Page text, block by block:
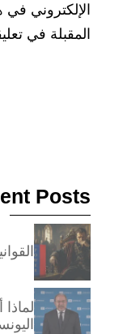
الإلكتروني في
المقبلة في
Posts